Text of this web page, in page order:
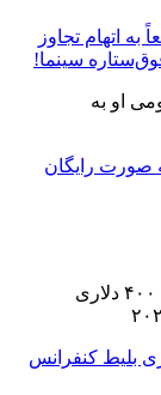
اتهام تجاوز
سینما!
صورت رایگان
دریافت تخفیف ۴۰۰ دلاری بلیط کنفرانس